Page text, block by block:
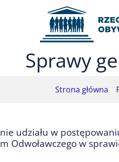
(nacisnij Enter)
(nacisnij Enter)
Sprawy
Strona główna
udziału w
Odwoławczego w